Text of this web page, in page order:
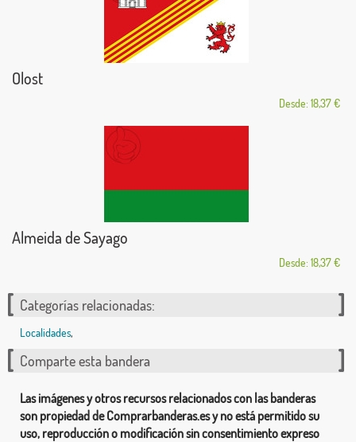
Olost
Desde: 18,37 €
Almeida de Sayago
Desde: 18,37 €
Categorías relacionadas:
Localidades,
Comparte esta bandera
Las imágenes y otros recursos relacionados con las banderas
son propiedad de Comprarbanderas.es y no está permitido su
uso, reproducción o modificación sin consentimiento expreso